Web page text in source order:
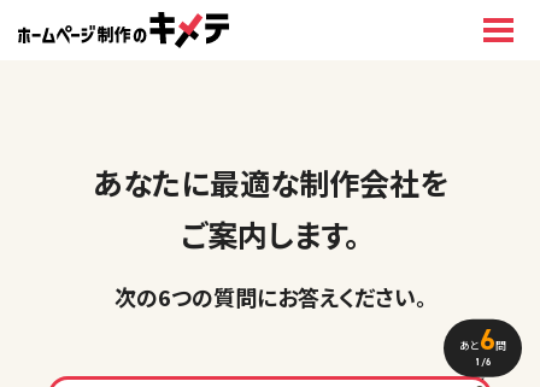
あなたに最適な制作会社を
ご案内します。
次の6つの質問にお答えください。
あと6問
1 /6